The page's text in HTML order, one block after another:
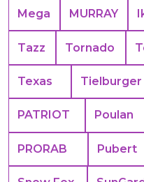
Mega MURRAY
Tazz Tornado
Texas Tielburger
PATRIOT Poulan
PRORAB Pubert